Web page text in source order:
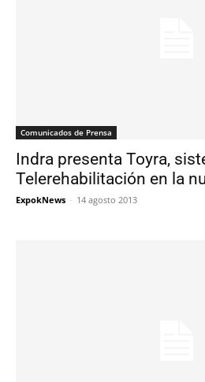
Comunicados de Prensa
Indra presenta Toyra,
Telerehabilitación en la
ExpokNews - 14 agosto 2013